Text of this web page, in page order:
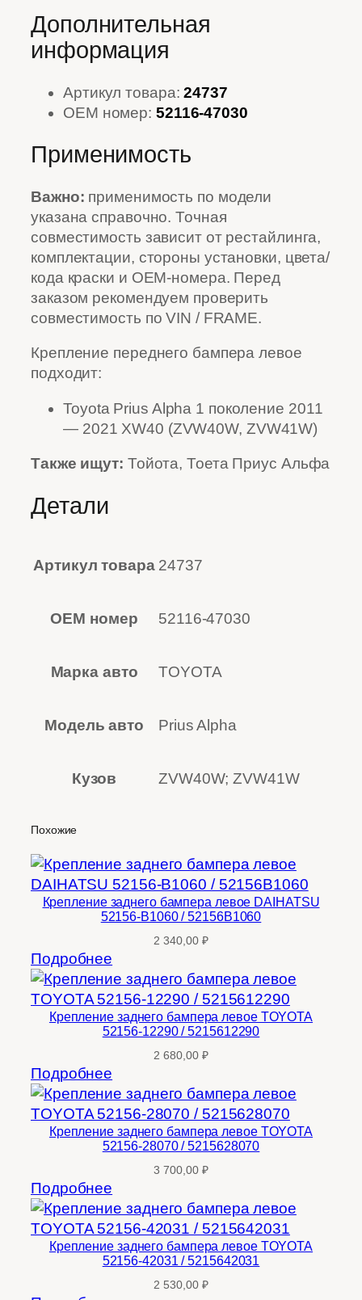
Дополнительная
информация
Артикул товара:24737
OEM номер: 52116-47030
Применимость
Важно: применимость по модели
указана справочно. Точная
совместимость зависит от рестайлинга,
комплектации, стороны установки, цвета/
кода краски и OEM-номера. Перед
заказом рекомендуем проверить
совместимость по VIN / FRAME.
Крепление переднего бампера левое
подходит:
Toyota Prius Alpha 1 поколение 2011
— 2021 XW40 (ZVW40W, ZVW41W)
Также ищут: Тойота, Тоета Приус Альфа
Детали
Артикул товара 24737
OEM номер 52116-47030
Марка авто TOYOTA
Модель авто Prius Alpha
Кузов ZVW40W; ZVW41W
Похожие
Крепление заднего бампера левое DAIHATSU
52156-B1060 / 52156B1060
2 340,00 ₽
Подробнее
Крепление заднего бампера левое TOYOTA
52156-12290 / 5215612290
2 680,00 ₽
Подробнее
Крепление заднего бампера левое TOYOTA
52156-28070 / 5215628070
3 700,00 ₽
Подробнее
Крепление заднего бампера левое TOYOTA
52156-42031 / 5215642031
2 530,00 ₽